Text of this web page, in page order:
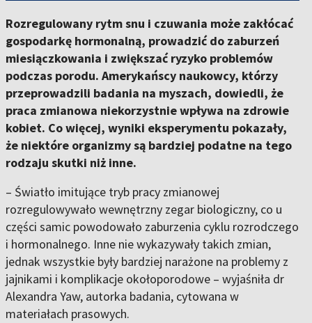
Rozregulowany rytm snu i czuwania może zakłócać
gospodarkę hormonalną, prowadzić do zaburzeń
miesiączkowania i zwiększać ryzyko problemów
podczas porodu. Amerykańscy naukowcy, którzy
przeprowadzili badania na myszach, dowiedli, że
praca zmianowa niekorzystnie wpływa na zdrowie
kobiet. Co więcej, wyniki eksperymentu pokazały,
że niektóre organizmy są bardziej podatne na tego
rodzaju skutki niż inne.
– Światło imitujące tryb pracy zmianowej
rozregulowywało wewnętrzny zegar biologiczny, co u
części samic powodowało zaburzenia cyklu rozrodczego
i hormonalnego. Inne nie wykazywały takich zmian,
jednak wszystkie były bardziej narażone na problemy z
jajnikami i komplikacje okołoporodowe – wyjaśniła dr
Alexandra Yaw, autorka badania, cytowana w
materiałach prasowych.